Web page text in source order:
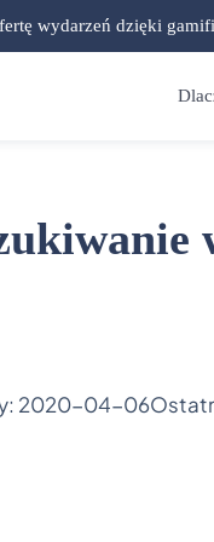
wydarzeń dzięki
2020-04-06